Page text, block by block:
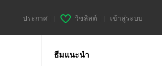
ประกาศ วิชลิสต์ เข้าสู่ระบบ
ธีมแนะนำ